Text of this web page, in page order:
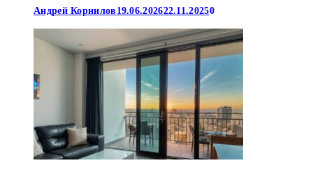
Андрей Корнилов 19.06.202622.11.20250